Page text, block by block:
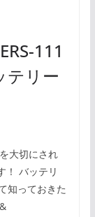
111
テリー
大切にされ
！ バッテリ
知っておきた